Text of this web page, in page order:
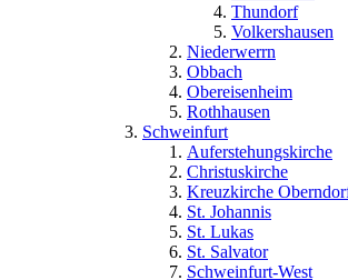
Thundorf
Volkershausen
Niederwerrn
Obbach
Obereisenheim
Rothhausen
Schweinfurt
Auferstehungskirche
Christuskirche
Kreuzkirche
St. Johannis
St. Lukas
St. Salvator
Schweinfurt-West